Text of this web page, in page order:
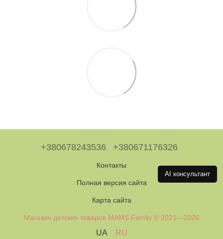
+380678243536 +380671176326
Контакты
Полная версия сайта
Карта сайта
Магазин детских товаров MAMS Family © 2021—2026
UA RU
AI консультант